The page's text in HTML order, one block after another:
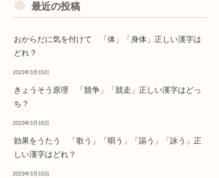
最近の投稿
おからだに気を付けて 「体」「身体」正しい漢字は
どれ？
2023年3月15日
きょうそう原理 「競争」「競走」正しい漢字はどっ
ち？
2023年3月15日
効果をうたう 「歌う」「唄う」「謳う」「詠う」正
しい漢字はどれ？
2023年3月15日